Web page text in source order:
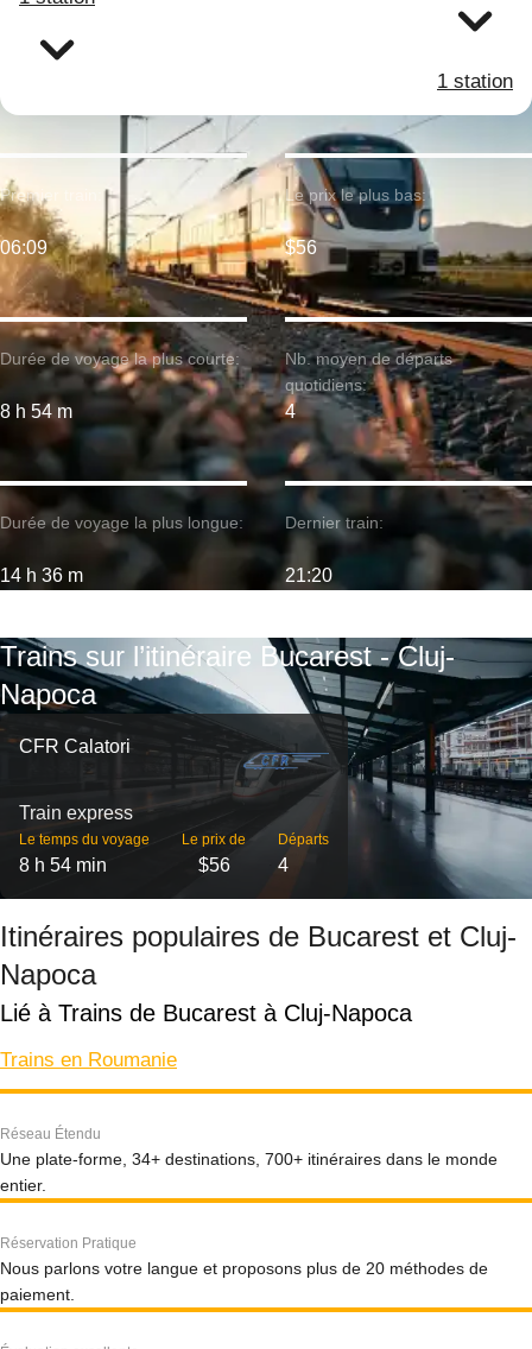
1 station
Durée de voyage la plus courte:
8 h 54 m
Premier train:
06:09
Durée de voyage la plus longue:
14 h 36 m
Le prix le plus bas:
$56
Nb. moyen de départs
quotidiens:
4
Dernier train:
21:20
Trains sur l’itinéraire Bucarest - Cluj-
Napoca
CFR Calatori
Train express
Le temps du voyage
8 h 54 min
Le prix de
$56
Départs
4
Itinéraires populaires de Bucarest et Cluj-
Napoca
Lié à Trains de Bucarest à Cluj-Napoca
Trains en Roumanie
Réseau Étendu
Une plate-forme, 34+ destinations, 700+ itinéraires dans le monde
entier.
Réservation Pratique
Nous parlons votre langue et proposons plus de 20 méthodes de
paiement.